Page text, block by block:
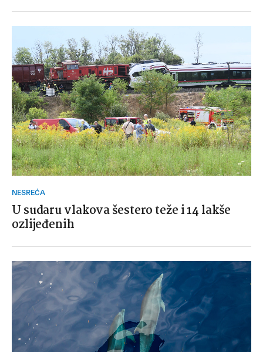
NESREĆA
U sudaru vlakova šestero teže i 14 lakše
ozlijeđenih